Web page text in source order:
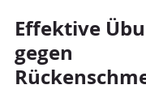
Effektive
gegen